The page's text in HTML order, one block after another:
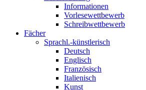
Informationen
Vorlesewettbewerb
Schreibwettbewerb
Fächer
Sprachl.-künstlerisch
Deutsch
Englisch
Französisch
Italienisch
Kunst